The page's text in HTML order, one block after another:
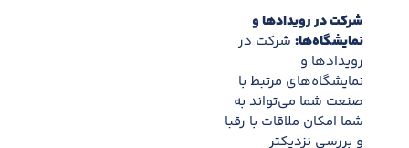
شرکت در رویدادها و
نمایشگاه‌ها: شرکت در
رویدادها و
نمایشگاه‌های مرتبط با
صنعت شما می‌تواند به
شما امکان ملاقات با رقبا
و بررسی نزدیکتر